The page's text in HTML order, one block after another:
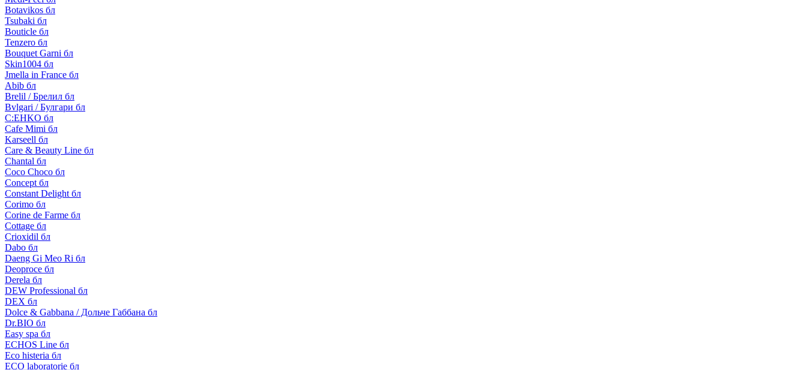
Botavikos бл
Tsubaki бл
Bouticle бл
Tenzero бл
Bouquet Garni бл
Skin1004 бл
Jmella in France бл
Abib бл
Brelil / Брелил бл
Bvlgari / Булгари бл
C:EHKO бл
Cafe Mimi бл
Karseell бл
Care & Beauty Line бл
Chantal бл
Coco Choco бл
Concept бл
Constant Delight бл
Corimo бл
Corine de Farme бл
Cottage бл
Crioxidil бл
Dabo бл
Daeng Gi Meo Ri бл
Deoproce бл
Derela бл
DEW Professional бл
DEX бл
Dolce & Gabbana / Дольче Габбана бл
Dr.BIO бл
Easy spa бл
ECHOS Line бл
Eco histeria бл
ECO laboratorie бл